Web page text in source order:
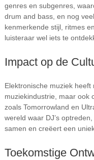
genres en subgenres,
drum and bass, en nog
kenmerkende stijl, ritmes
luisteraar wel iets te
Impact op de
Elektronische muziek
muziekindustrie, maar ook
zoals Tomorrowland en
wereld waar DJ’s
samen en creëert een
Toekomstige